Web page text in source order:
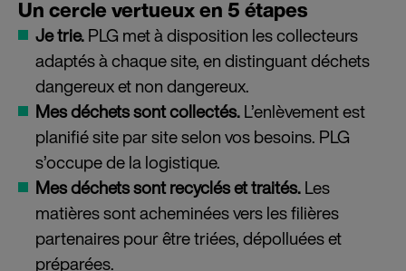
Un cercle vertueux en 5 étapes
Je trie.PLG met à disposition les collecteurs
adaptés à chaque site, en distinguant déchets
dangereux et non dangereux.
Mes déchets sont collectés.L’enlèvement est
planifié site par site selon vos besoins. PLG
s’occupe de la logistique.
Mes déchets sont recyclés et traités.Les
matières sont acheminées vers les filières
partenaires pour être triées, dépolluées et
préparées.